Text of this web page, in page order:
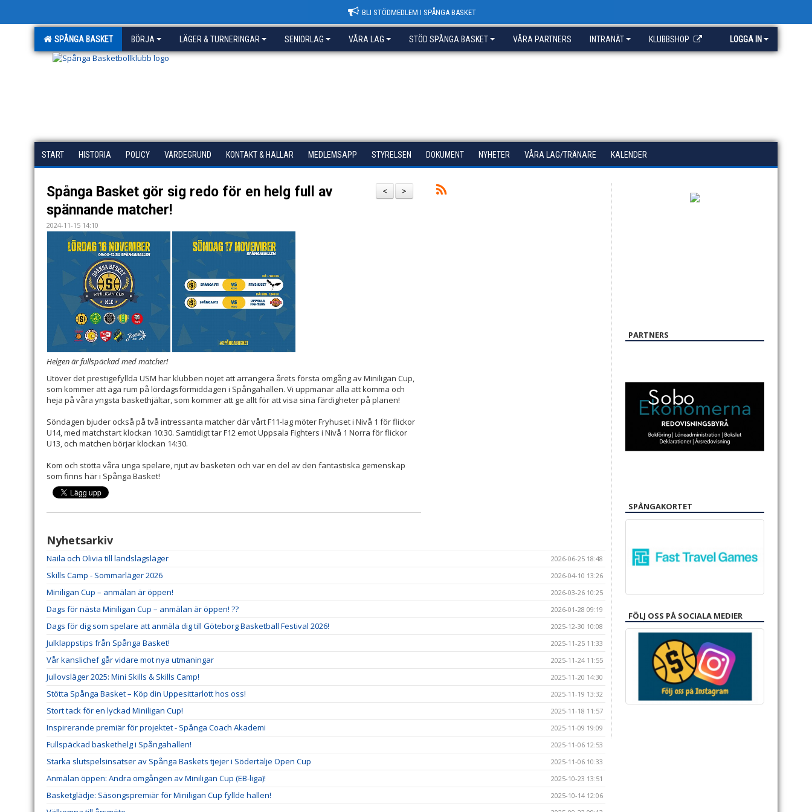
BLI STÖDMEDLEM I SPÅNGA BASKET
SPÅNGA BASKET BÖRJA LÄGER & TURNERINGAR SENIORLAG VÅRA LAG STÖD SPÅNGA BASKET VÅRA PARTNERS INTRANÄT KLUBBSHOP LOGGA IN
START HISTORIA POLICY VÄRDEGRUND KONTAKT & HALLAR MEDLEMSAPP STYRELSEN DOKUMENT NYHETER VÅRA LAG/TRÄNARE KALENDER
>
<
Spånga Basket gör sig redo för en helg full av
spännande matcher!
2024-11-15 14:10
Helgen är fullspäckad med matcher!
Utöver det prestigefyllda USM har klubben nöjet att arrangera årets första omgång av Miniligan Cup,
som kommer att äga rum på lördagsförmiddagen i Spångahallen. Vi uppmanar alla att komma och
heja på våra yngsta baskethjältar, som kommer att ge allt för att visa sina färdigheter på planen!
Söndagen bjuder också på två intressanta matcher där vårt F11-lag möter Fryhuset i Nivå 1 för flickor
U14, med matchstart klockan 10:30. Samtidigt tar F12 emot Uppsala Fighters i Nivå 1 Norra för flickor
U13, och matchen börjar klockan 14:30.
Kom och stötta våra unga spelare, njut av basketen och var en del av den fantastiska gemenskap
som finns här i Spånga Basket!
Nyhetsarkiv
Naila och Olivia till landslagsläger 2026-06-25 18:48
Skills Camp - Sommarläger 2026 2026-04-10 13:26
Miniligan Cup – anmälan är öppen! 2026-03-26 10:25
Dags för nästa Miniligan Cup – anmälan är öppen! ?? 2026-01-28 09:19
Dags för dig som spelare att anmäla dig till Göteborg Basketball Festival 2026! 2025-12-30 10:08
Julklappstips från Spånga Basket! 2025-11-25 11:33
Vår kanslichef går vidare mot nya utmaningar 2025-11-24 11:55
Jullovsläger 2025: Mini Skills & Skills Camp! 2025-11-20 14:30
Stötta Spånga Basket – Köp din Uppesittarlott hos oss! 2025-11-19 13:32
Stort tack för en lyckad Miniligan Cup! 2025-11-18 11:57
Inspirerande premiär för projektet - Spånga Coach Akademi 2025-11-09 19:09
Fullspäckad baskethelg i Spångahallen! 2025-11-06 12:53
Starka slutspelsinsatser av Spånga Baskets tjejer i Södertälje Open Cup 2025-11-06 10:33
Anmälan öppen: Andra omgången av Miniligan Cup (EB-liga)! 2025-10-23 13:51
Basketglädje: Säsongspremiär för Miniligan Cup fyllde hallen! 2025-10-14 12:06
PARTNERS
SPÅNGAKORTET
FÖLJ OSS PÅ SOCIALA MEDIER